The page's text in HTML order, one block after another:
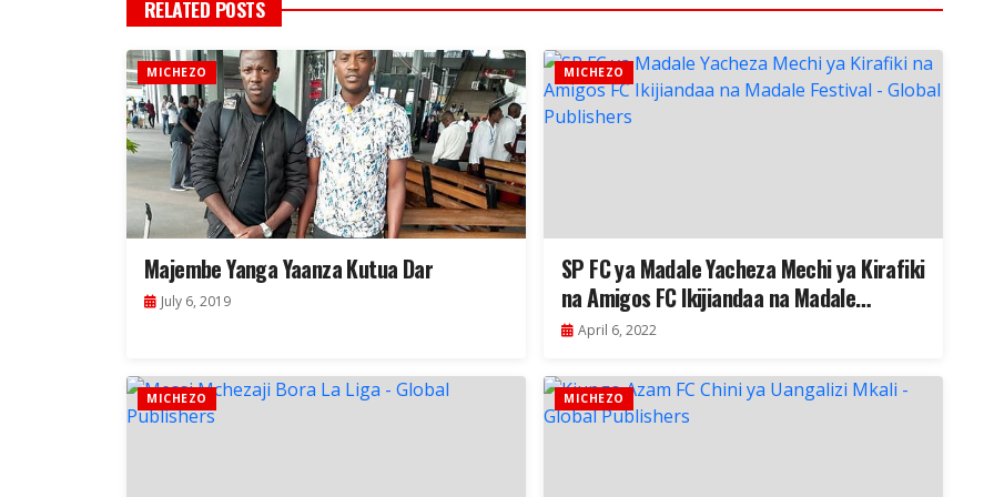
RELATED POSTS
MICHEZO
Majembe Yanga Yaanza Kutua Dar
July 6, 2019
MICHEZO
SP FC ya Madale Yacheza Mechi ya Kirafiki
na Amigos FC Ikijiandaa na Madale
Festival
April 6, 2022
MICHEZO MICHEZO